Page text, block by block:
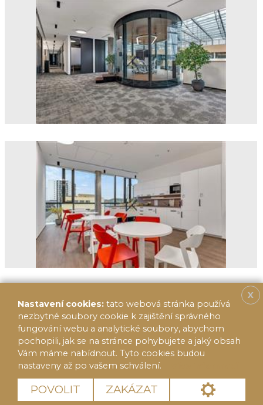
© 2020 FF Reality 2014, s.r.o.
X
Nastavení cookies: tato webová stránka používá
nezbytné soubory cookie k zajištění správného
fungování webu a analytické soubory, abychom
pochopili, jak se na stránce pohybujete a jaký obsah
Vám máme nabídnout. Tyto cookies budou
nastaveny až po vašem schválení.
POVOLIT ZAKÁZAT